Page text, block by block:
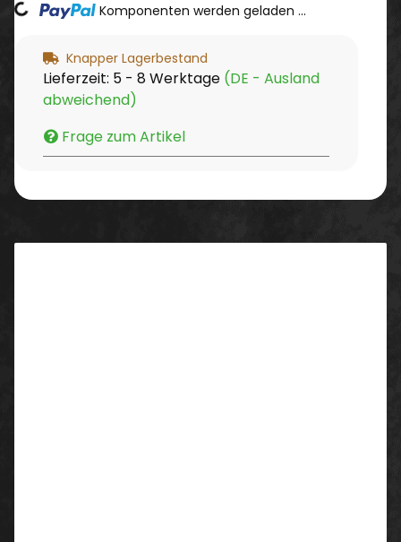
Loading... Komponenten werden geladen ...
Knapper Lagerbestand
Lieferzeit: 5 - 8 Werktage (DE - Ausland
abweichend)
Frage zum Artikel